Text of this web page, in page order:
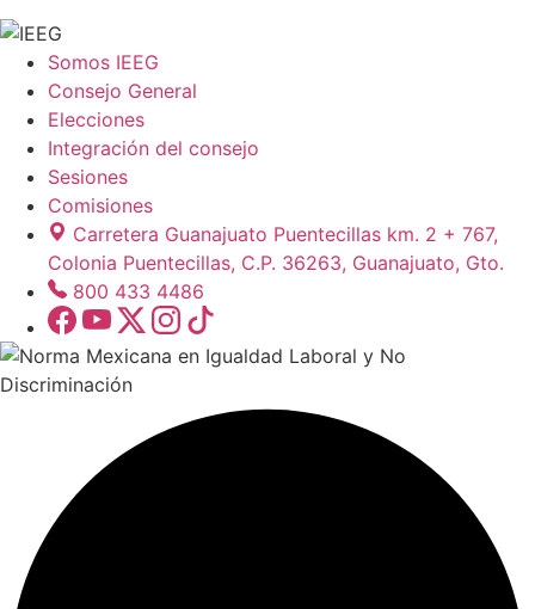
Somos IEEG
Consejo General
Elecciones
Integración del consejo
Sesiones
Comisiones
Carretera Guanajuato Puentecillas km. 2 + 767,
Colonia Puentecillas, C.P. 36263, Guanajuato, Gto.
800 433 4486